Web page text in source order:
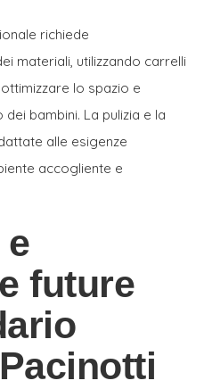
richiede
materiali, utilizzando carrelli
lo spazio e
bambini. La pulizia e la
alle esigenze
accogliente e
future